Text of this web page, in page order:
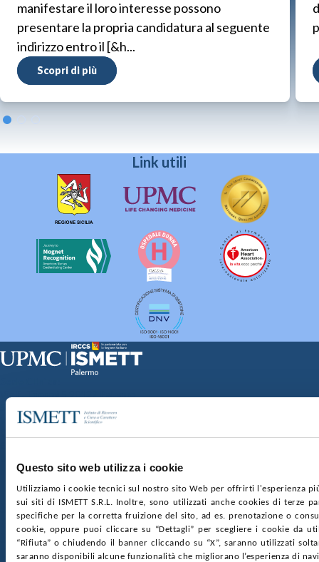
Questo sito web utilizza i cookie
Utilizziamo i cookie tecnici sul nostro sito Web per offrirti l'esperienza
sui siti di ISMETT S.R.L. Inoltre, sono utilizzati anche cookies di terze
specifiche per la corretta fruizione del sito, ad es. prenotazione o
cookie, oppure puoi cliccare su “Dettagli” per scegliere i cookie da
“Rifiuta” o chiudendo il banner cliccando su “X”, saranno utilizzati
saranno disponibili alcune funzionalità che migliorano l’esperienza di
manifestare il loro interesse possono
presentare la propria candidatura al seguente
indirizzo entro il [&h...
Scopri di più
Link utili
Via Discesa dei Giudici 4 90133 Palermo
nr. REA PA-201818 P.I. 04544550827
SOCIETÀ TRASPARENTE WHISTLEBLOWING
GARE E CONTRATTIPRIVACYCOOKIE POLICY
SOSTIENICIMAPPA DEL SITOACCESSIBILITÀ
CONTATTI